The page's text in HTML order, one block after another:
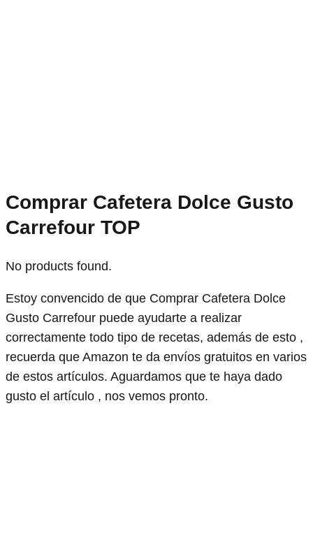
Comprar Cafetera Dolce Gusto
Carrefour TOP
No products found.
Estoy convencido de que Comprar Cafetera Dolce
Gusto Carrefour puede ayudarte a realizar
correctamente todo tipo de recetas, además de esto ,
recuerda que Amazon te da envíos gratuitos en varios
de estos artículos. Aguardamos que te haya dado
gusto el artículo , nos vemos pronto.